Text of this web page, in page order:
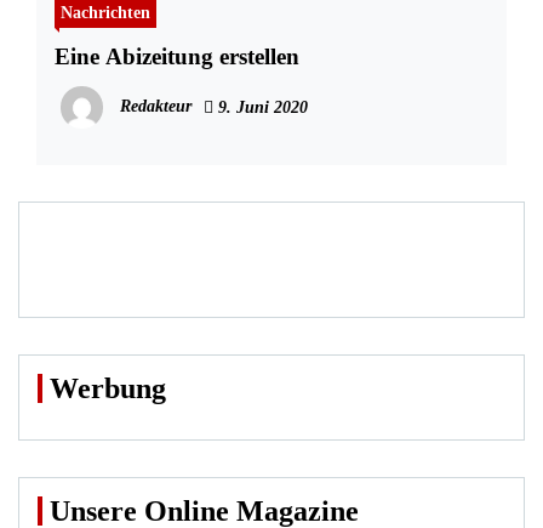
Nachrichten
Eine Abizeitung erstellen
Redakteur 9. Juni 2020
Werbung
Unsere Online Magazine